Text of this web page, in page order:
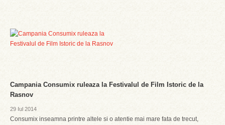
Campania Consumix ruleaza la Festivalul de Film Istoric de la
Rasnov
29 Iul 2014
Consumix inseamna printre altele si o atentie mai mare fata de trecut,